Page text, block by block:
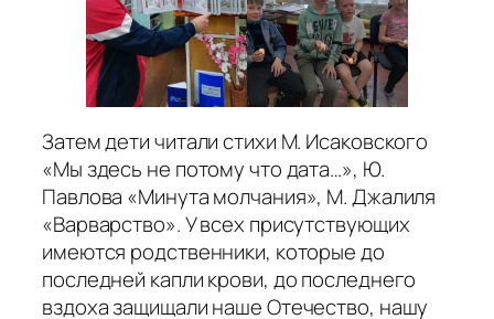
Затем дети читали стихи М. Исаковского
«Мы здесь не потому что дата…», Ю.
Павлова «Минута молчания», М. Джалиля
«Варварство». У всех присутствующих
имеются родственники, которые до
последней капли крови, до последнего
вздоха защищали наше Отечество, нашу